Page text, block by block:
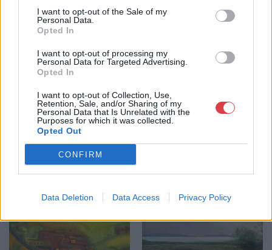
I want to opt-out of the Sale of my
Personal Data.
Opted In
I want to opt-out of processing my
Personal Data for Targeted Advertising.
Opted In
I want to opt-out of Collection, Use,
Retention, Sale, and/or Sharing of my
Personal Data that Is Unrelated with the
Purposes for which it was collected.
Opted Out
CONFIRM
Data Deletion Data Access Privacy Policy
18.00 óráig várjuk szeretettel az érdeklődőket.
GALÉRIA TOVÁBBI MŰTÁRGYAI
KAPCSOLÓDÓ MŰTÁRGYAK